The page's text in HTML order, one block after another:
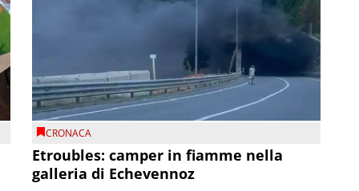
CRONACA
Etroubles: camper in fiamme nella
galleria di Echevennoz